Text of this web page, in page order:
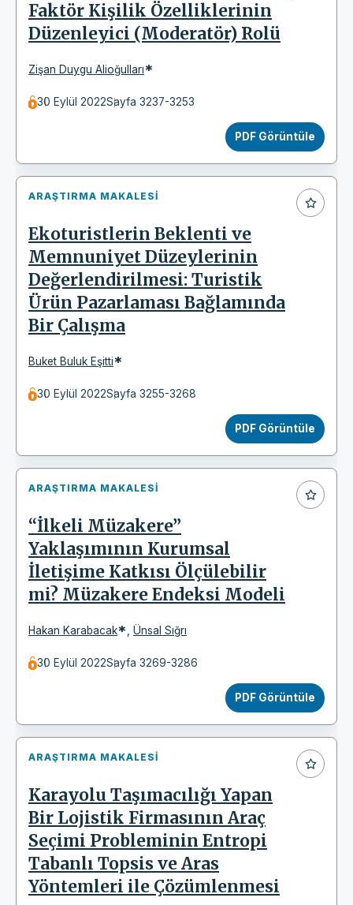
Faktör Kişilik Özelliklerinin
Düzenleyici (Moderatör) Rolü
Zişan Duygu Alioğulları*
30 Eylül 2022Sayfa 3237-3253
PDF Görüntüle
ARAŞTIRMA MAKALESI
Ekoturistlerin Beklenti ve
Memnuniyet Düzeylerinin
Değerlendirilmesi: Turistik
Ürün Pazarlaması Bağlamında
Bir Çalışma
Buket Buluk Eşitti*
30 Eylül 2022Sayfa 3255-3268
PDF Görüntüle
ARAŞTIRMA MAKALESI
“İlkeli Müzakere”
Yaklaşımının Kurumsal
İletişime Katkısı Ölçülebilir
mi? Müzakere Endeksi Modeli
Hakan Karabacak* Ünsal Sığrı
30 Eylül 2022Sayfa 3269-3286
PDF Görüntüle
ARAŞTIRMA MAKALESI
Karayolu Taşımacılığı Yapan
Bir Lojistik Firmasının Araç
Seçimi Probleminin Entropi
Tabanlı Topsis ve Aras
Yöntemleri ile Çözümlenmesi